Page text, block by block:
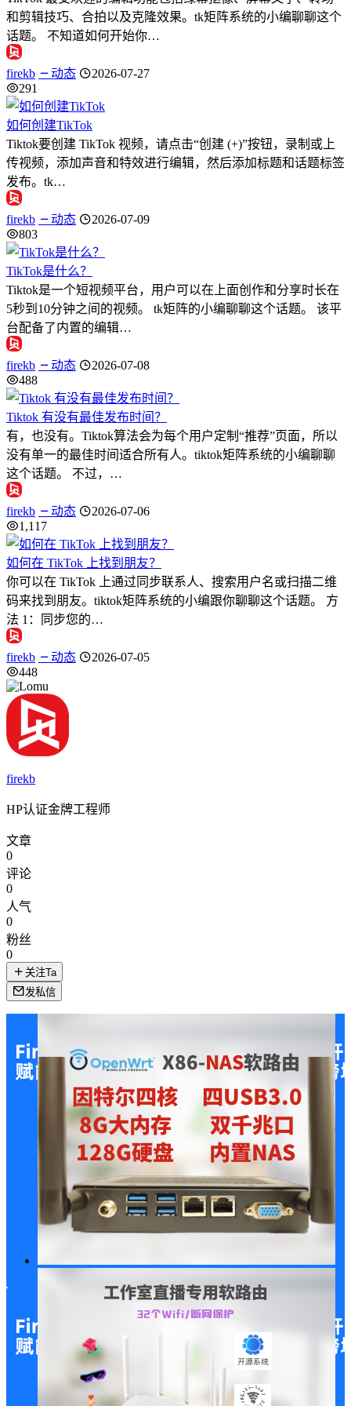
和剪辑技巧、合拍以及克隆效果。tk矩阵系统的小编聊聊这个
话题。 不知道如何开始你…
firekb 动态
2026-07-27
291
如何创建TikTok
Tiktok要创建 TikTok 视频，请点击“创建 (+)”按钮，录制或上
传视频，添加声音和特效进行编辑，然后添加标题和话题标签
发布。tk…
firekb 动态
2026-07-09
803
TikTok是什么？
Tiktok是一个短视频平台，用户可以在上面创作和分享时长在
5秒到10分钟之间的视频。 tk矩阵的小编聊聊这个话题。 该平
台配备了内置的编辑…
firekb 动态
2026-07-08
488
Tiktok 有没有最佳发布时间？
有，也没有。Tiktok算法会为每个用户定制“推荐”页面，所以
没有单一的最佳时间适合所有人。tiktok矩阵系统的小编聊聊
这个话题。 不过，…
firekb 动态
2026-07-06
1,117
如何在 TikTok 上找到朋友？
你可以在 TikTok 上通过同步联系人、搜索用户名或扫描二维
码来找到朋友。tiktok矩阵系统的小编跟你聊聊这个话题。 方
法 1：同步您的…
firekb 动态
2026-07-05
448
firekb
HP认证金牌工程师
文章
0
评论
0
人气
0
粉丝
0
关注Ta
发私信